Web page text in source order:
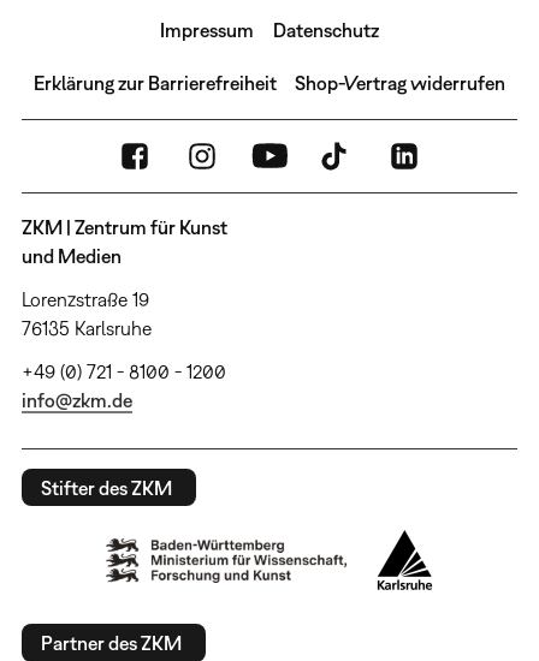
Impressum Datenschutz
Erklärung zur Barrierefreiheit Shop-Vertrag widerrufen
ZKM | Zentrum für Kunst
und Medien
Lorenzstraße 19
76135 Karlsruhe
+49 (0) 721 - 8100 - 1200
info@zkm.de
Stifter des ZKM
Partner des ZKM